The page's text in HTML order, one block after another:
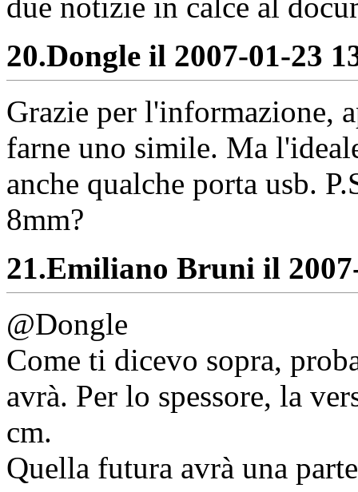
20.Dongle il 2007-01-23
Grazie per l'informazione,
farne uno simile. Ma
anche qualche porta usb.
8mm?
21.Emiliano Bruni il
@Dongle
Come ti dicevo sopra,
avrà. Per lo spessore, la
cm.
Quella futura avrà una